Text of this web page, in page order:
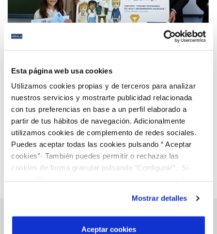
Esta página web usa cookies
Utilizamos cookies propias y de terceros para analizar
nuestros servicios y mostrarte publicidad relacionada
con tus preferencias en base a un perfil elaborado a
partir de tus hábitos de navegación. Adicionalmente
utilizamos cookies de complemento de redes sociales.
Puedes aceptar todas las cookies pulsando “ Aceptar
cookies”· También puedes permitir o rechazar las
cookies de forma granular pulsando “Configurar”. Si
son indispensables para que el sitio web funcione y que
por tanto no se pueden desactivar. Puedes consultar
más información en nuestraPolítica de Cookies
Mostrar detalles
Aceptar cookies
Hidralia entrega en Estepona los premios
el uso responsable del agua
Página 112 de 112
Anterior Siguiente